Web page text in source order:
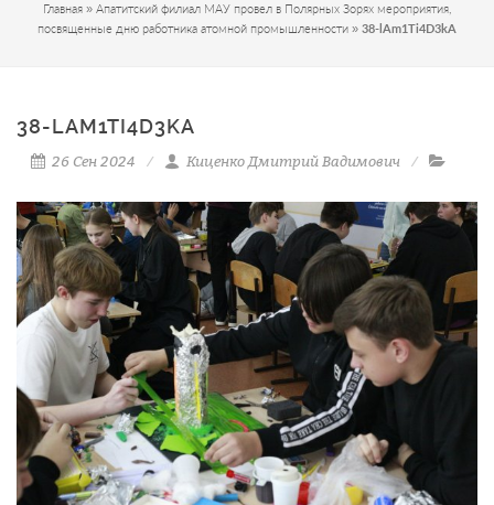
Главная » Апатитский филиал МАУ провел в Полярных Зорях мероприятия,
посвященные дню работника атомной промышленности » 38-lAm1Ti4D3kA
38-LAM1TI4D3KA
26 Сен 2024 Киценко Дмитрий Вадимович